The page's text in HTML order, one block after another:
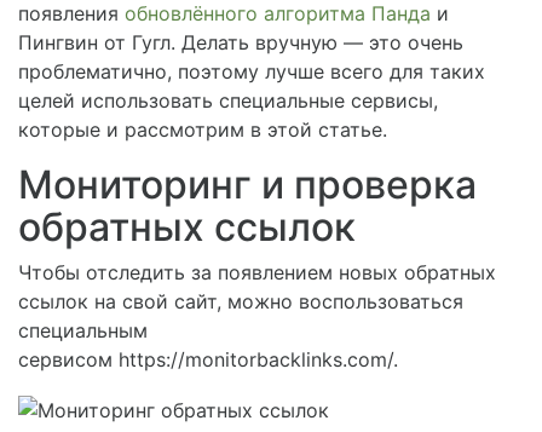
появления обновлённого алгоритма Панда и
Пингвин от Гугл. Делать вручную — это очень
проблематично, поэтому лучше всего для таких
целей использовать специальные сервисы,
которые и рассмотрим в этой статье.
Мониторинг и проверка
обратных ссылок
Чтобы отследить за появлением новых обратных
ссылок на свой сайт, можно воспользоваться
специальным
сервисом https://monitorbacklinks.com/.